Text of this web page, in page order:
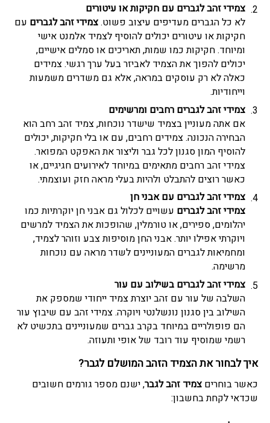
צמידי זהב לגברים עם חקיקות או עיטורים
לא כל הגברים מעדיפים עיצוב פשוט.צמידי זהב לגברים עם
חקיקות או עיטורים יכולים להוסיף לצמיד אלמנט אישי
ומיוחד. חקיקות כמו שמות, תאריכים או סמלים אישיים,
יכולים להפוך את הצמיד לאביזר בעל ערך רגשי. צמידים
כאלה לא רק עוסקים במראה, אלא גם משדרים משמעות
וייחודיות.
צמידי זהב לגברים רחבים ומרשימים
אם אתה מעוניין בצמיד שישדר נוכחות, צמיד זהב רחב הוא
הבחירה הנכונה. צמידים רחבים, עם או בלי חקיקות, יכולים
להוסיף המון סגנון לכל גבר וליצור את האפקט המפואר.
צמידי זהב רחבים מתאימים במיוחד לאירועים חגיגיים, או
כאשר רוצים להתבלט ולהיות בעלי מראה חזק ועוצמתי.
צמידי זהב לגברים עם אבני חן
צמידי זהב לגברים עשויים לכלול גם אבני חן יוקרתיות כמו
יהלומים, ספירים, או טורמלין, שהופכות את הצמיד למרשים
ויוקרתי אפילו יותר. אבני החן מוסיפות צבע וזוהר לצמיד,
ומחמיאות לגברים המעוניינים לשדר מראה עם נוכחות
מרשימה.
צמידי זהב לגברים בשילוב עם עור
השלבה של עור עם זהב יוצרת צמיד ייחודי שמספק את
השילוב בין סגנון נונשלנטי ויוקרה. צמידי זהב עם שיבוץ עור
הם פופולריים במיוחד בקרב גברים שמעוניינים בתכשיט לא
רשמי שמוסיף עוד רובד של אופי ותעוזה.
איך לבחור את הצמיד הזהבהמושלם לגבר?
כאשר בוחרים צמיד זהב לגבר, ישנם מספר גורמים חשובים
שכדאי לקחת בחשבון: